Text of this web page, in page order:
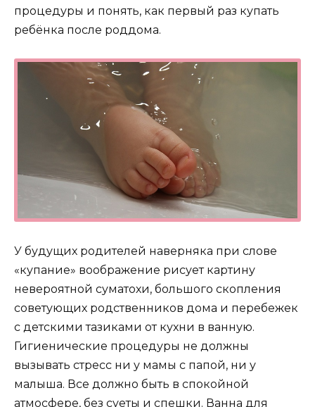
процедуры и понять, как первый раз купать
ребёнка после роддома.
У будущих родителей наверняка при слове
«купание» воображение рисует картину
невероятной суматохи, большого скопления
советующих родственников дома и перебежек
с детскими тазиками от кухни в ванную.
Гигиенические процедуры не должны
вызывать стресс ни у мамы с папой, ни у
малыша. Все должно быть в спокойной
атмосфере, без суеты и спешки. Ванна для